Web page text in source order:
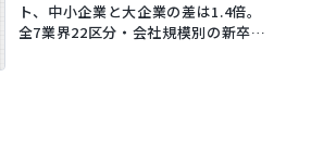
ト、中小企業と大企業の差は1.4倍。
全7業界22区分・会社規模別の新卒採